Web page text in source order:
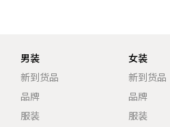
男装
新到货品
品牌
服装
女装
新到货品
品牌
服装